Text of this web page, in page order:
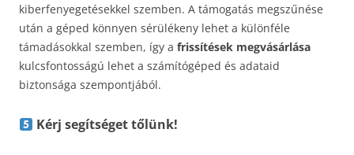
kiberfenyegetésekkel szemben. A támogatás megszűnése
után a géped könnyen sérülékeny lehet a különféle
támadásokkal szemben, így a frissítések megvásárlása
kulcsfontosságú lehet a számítógéped és adataid
biztonsága szempontjából.
Kérj segítséget tőlünk!